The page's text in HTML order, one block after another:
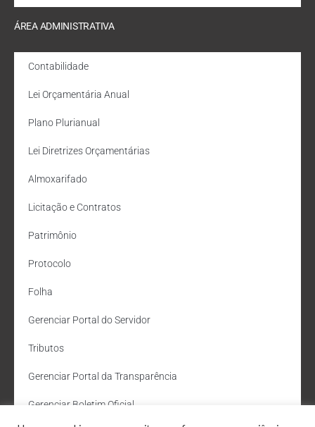
ÁREA ADMINISTRATIVA
Contabilidade
Lei Orçamentária Anual
Plano Plurianual
Lei Diretrizes Orçamentárias
Almoxarifado
Licitação e Contratos
Patrimônio
Protocolo
Folha
Gerenciar Portal do Servidor
Tributos
Gerenciar Portal da Transparência
Gerenciar Boletim Oficial